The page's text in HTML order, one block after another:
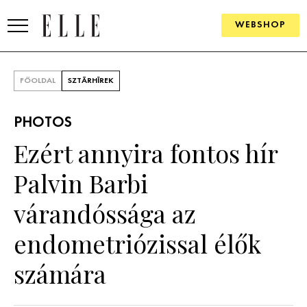
WEBSHOP
SZÉPSÉG
ÉLETMÓD
FŐOLDAL SZTÁRHÍREK
PHOTOS
Ezért annyira fontos hír
Palvin Barbi
várandóssága az
endometriózissal élők
számára